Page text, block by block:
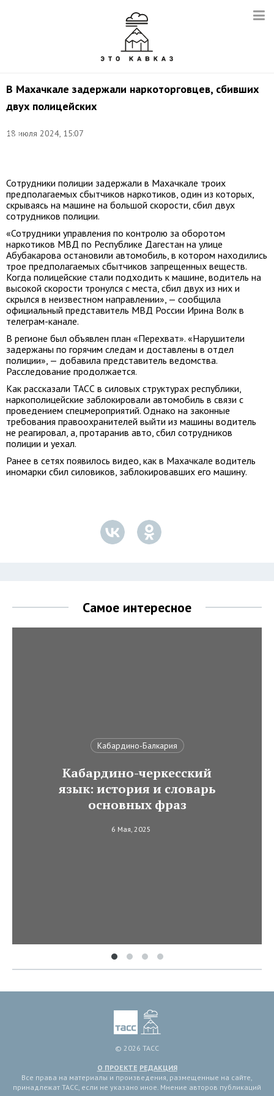
В Махачкале задержали наркоторговцев, сбивших
двух полицейских
18 июля 2024, 15:07
Егор
Сотрудники полиции задержали в Махачкале троих
предполагаемых сбытчиков наркотиков, один из которых,
скрываясь на машине на большой скорости, сбил двух
сотрудников полиции.
«Сотрудники управления по контролю за оборотом
наркотиков МВД по Республике Дагестан на улице
Абубакарова остановили автомобиль, в котором находились
трое предполагаемых сбытчиков запрещенных веществ.
Когда полицейские стали подходить к машине, водитель на
высокой скорости тронулся с места, сбил двух из них и
скрылся в неизвестном направлении», — сообщила
официальный представитель МВД России Ирина Волк в
телеграм-канале.
В регионе был объявлен план «Перехват». «Нарушители
задержаны по горячим следам и доставлены в отдел
полиции», — добавила представитель ведомства.
Расследование продолжается.
Как рассказали ТАСС в силовых структурах республики,
наркополицейские заблокировали автомобиль в связи с
проведением спецмероприятий. Однако на законные
требования правоохранителей выйти из машины водитель
не реагировал, а, протаранив авто, сбил сотрудников
полиции и уехал.
Ранее в сетях появилось видео, как в Махачкале водитель
иномарки сбил силовиков, заблокировавших его машину.
Самое интересное
Кабардино-Балкария
Кабардино-черкесский
язык: история и словарь
основных фраз
6 Мая, 2025
© 2026 ТАСС
О ПРОЕКТЕ РЕДАКЦИЯ
Все права на материалы и произведения, размещенные на сайте,
принадлежат ТАСС, если не указано иное. Мнение авторов публикаций